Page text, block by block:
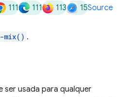
111 111 113 15Source
mix() .
ser usada para qualquer